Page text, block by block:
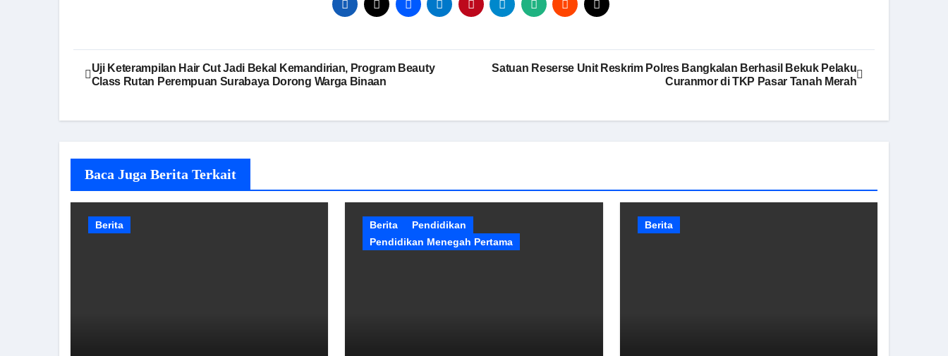
Navigasi
pos
Uji Keterampilan Hair Cut Jadi Bekal Kemandirian, Program Beauty
Class Rutan Perempuan Surabaya Dorong Warga Binaan
Satuan Reserse Unit Reskrim Polres Bangkalan Berhasil Bekuk Pelaku
Curanmor di TKP Pasar Tanah Merah
Baca Juga Berita Terkait
Berita Berita
Pendidikan
Pendidikan Menegah Pertama
Berita